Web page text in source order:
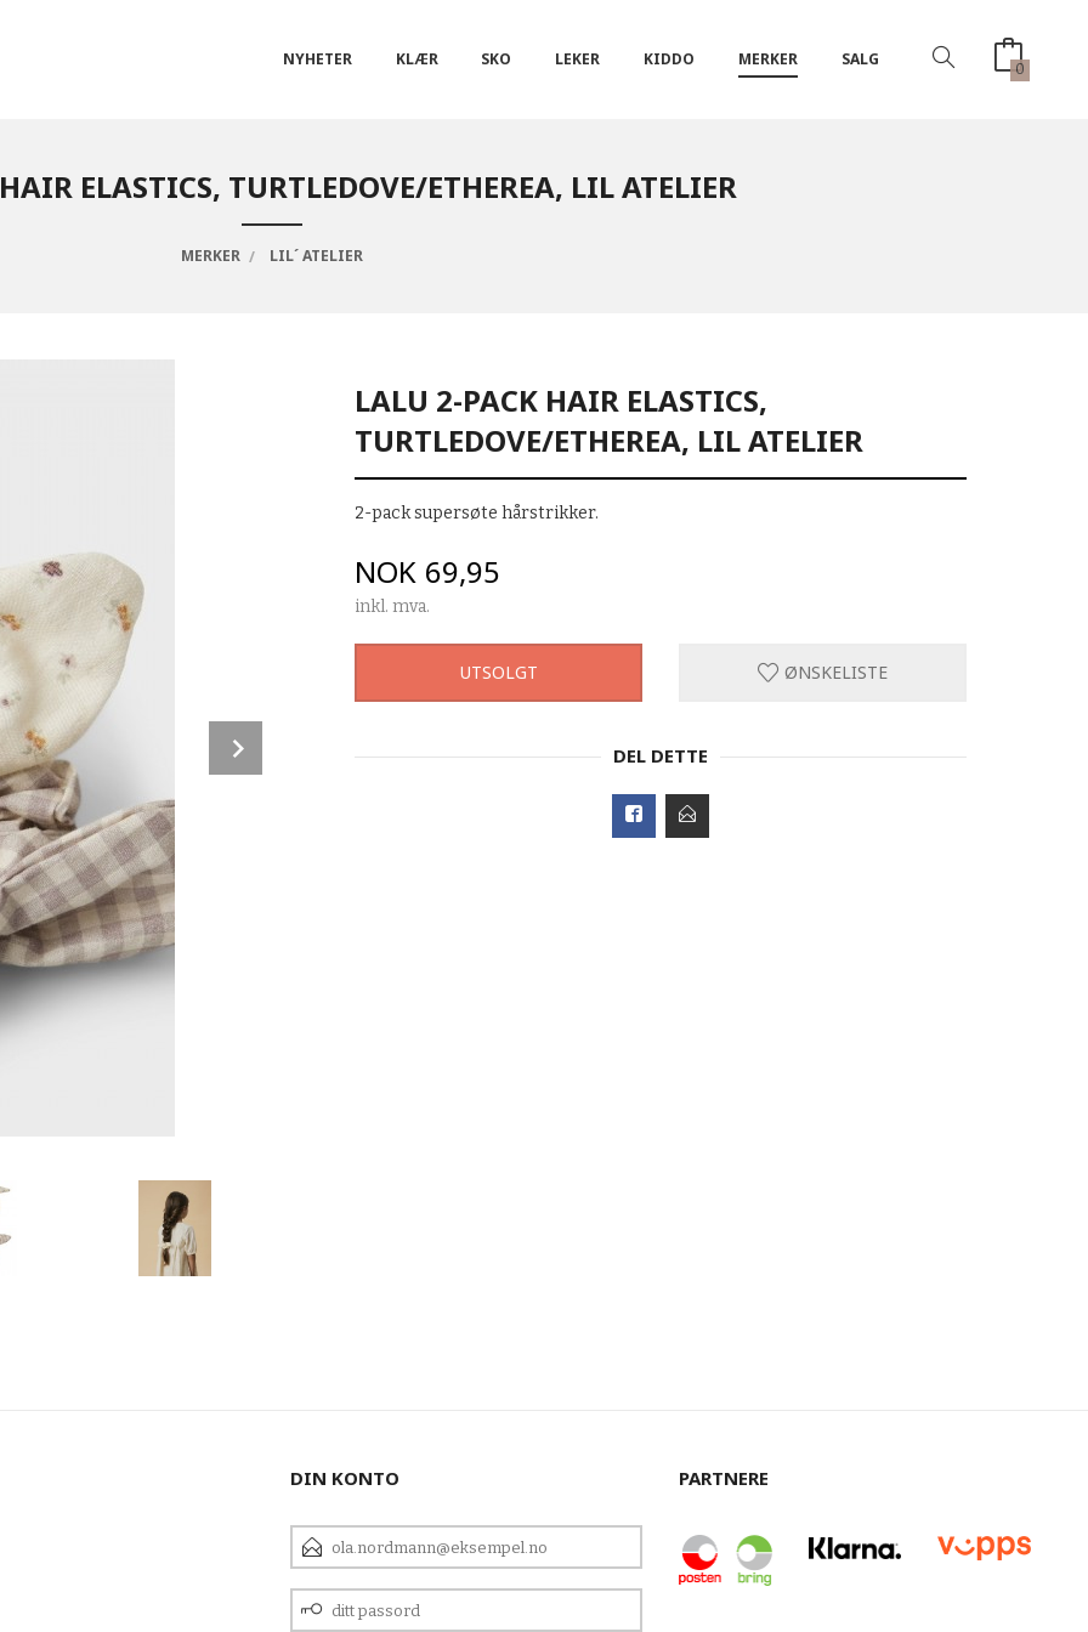
NYHETER KLÆR SKO LEKER KIDDO MERKER SALG 0
ELASTICS, TURTLEDOVE/ETHEREA, LIL ATELIER
MERKER LIL´ ATELIER
LALU 2-PACK HAIR ELASTICS,
TURTLEDOVE/ETHEREA, LIL ATELIER
2-pack supersøte hårstrikker.
Pris
NOK 69,95
inkl. mva.
UTSOLGT ØNSKELISTE
DEL DETTE
DIN KONTO
POSTADRESSE
DITT
PASSORD
PARTNERE